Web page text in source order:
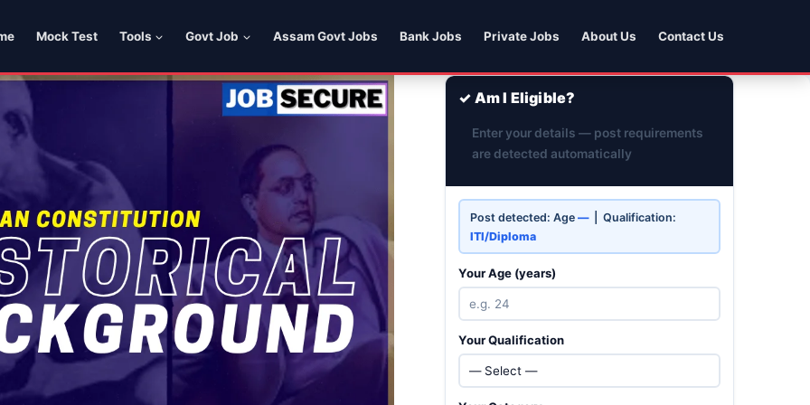
Mock Test Tools Govt Job Assam Govt Jobs Bank Jobs Private Jobs About Us Contact Us
✓ Am I Eligible?
Enter your details — post requirements
are detected automatically
Post detected: Age —| Qualification:
ITI/Diploma
Your Age (years)
Your Qualification